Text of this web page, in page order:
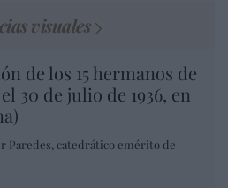
visuales
de los 15 hermanos de
30 de julio de 1936, en
Paredes, catedrático emérito de